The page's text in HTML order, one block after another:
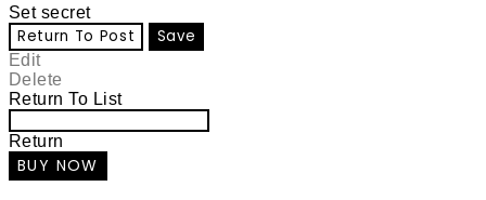
Set secret
Return To Post Save
Edit
Delete
Return To List
Return